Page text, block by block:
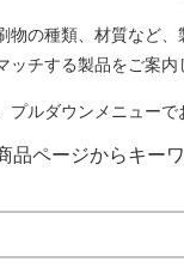
物の種類、材質など
ッチする製品をご案内
プルダウンメニューで
品ページからキー